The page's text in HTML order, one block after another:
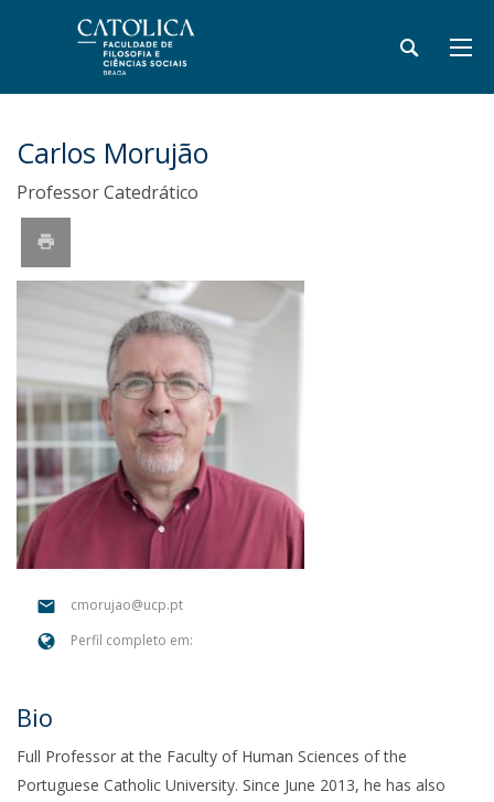
Carlos Morujão
Professor Catedrático
cmorujao@ucp.pt
Perfil completo em:
Bio
Full Professor at the Faculty of Human Sciences of the
Portuguese Catholic University. Since June 2013, he has also